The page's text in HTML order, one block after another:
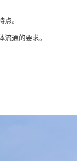
点。
通的要求。